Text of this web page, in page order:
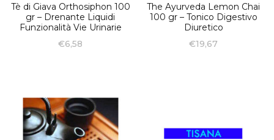
Tè di Giava Orthosiphon 100
gr – Drenante Liquidi
Funzionalità Vie Urinarie
€6,58
The Ayurveda Lemon Chai
100 gr – Tonico Digestivo
Diuretico
€19,67